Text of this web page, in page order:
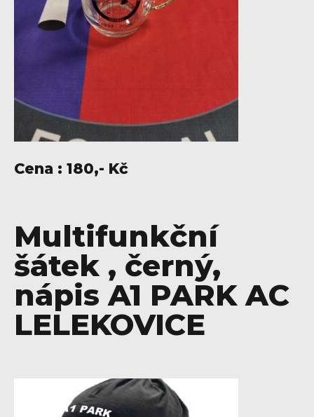
Cena : 180,- Kč
Multifunkční
šátek , černý,
nápis A1 PARK AC
LELEKOVICE